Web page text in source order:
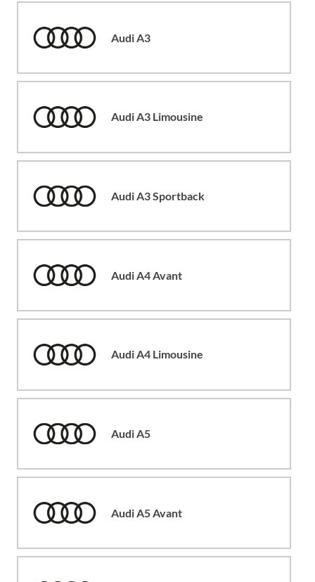
Audi A3
Audi A3 Limousine
Audi A3 Sportback
Audi A4 Avant
Audi A4 Limousine
Audi A5
Audi A5 Avant